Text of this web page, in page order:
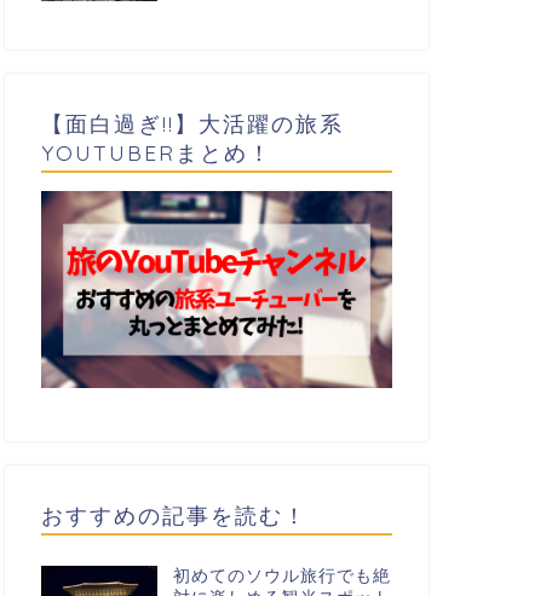
【面白過ぎ!!】大活躍の旅系
YOUTUBERまとめ！
おすすめの記事を読む！
初めてのソウル旅行でも絶